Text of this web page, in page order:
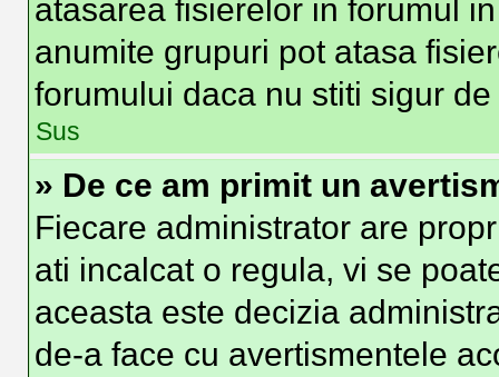
atasarea fisierelor in forumul
anumite grupuri pot atasa
forumului daca nu stiti sigur
Sus
» De ce am primit un
Fiecare administrator are
ati incalcat o regula, vi se
aceasta este decizia
de-a face cu avertismentele